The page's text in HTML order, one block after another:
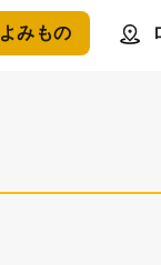
よみもの